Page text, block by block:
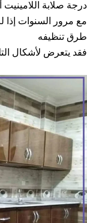
درجة صلابة
مع مرور السنوات إذا
طرق تنظيفه
فقد يتعرض لأشكال